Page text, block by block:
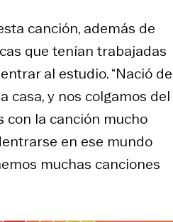
canción, además de
que tenían trabajadas
al estudio. “Nació de
casa, y nos colgamos del
con la canción mucho
en ese mundo
muchas canciones